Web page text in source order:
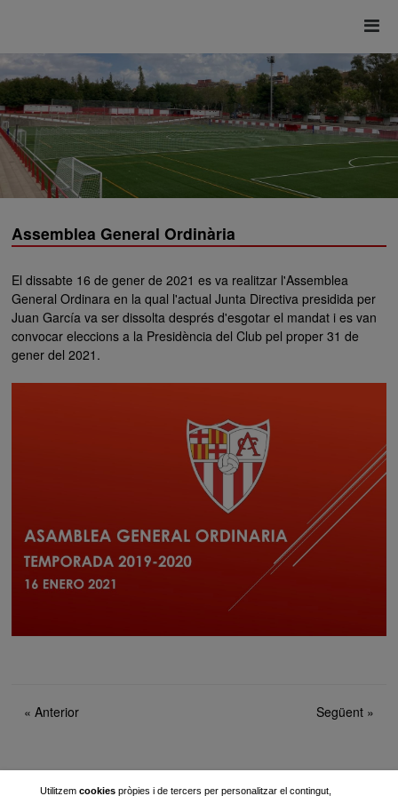
Assemblea General Ordinària
El dissabte 16 de gener de 2021 es va realitzar l'Assemblea
General Ordinara en la qual l'actual Junta Directiva presidida per
Juan García va ser dissolta després d'esgotar el mandat i es van
convocar eleccions a la Presidència del Club pel proper 31 de
gener del 2021.
«Anterior Següent »
Twitter Instagram
Utilitzem cookiespròpies i de tercers per personalitzar el contingut,